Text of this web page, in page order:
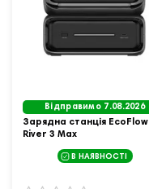
Відправимо 7.08.2026
Зарядна станція EcoFlow
River 3 Max
В НАЯВНОСТІ